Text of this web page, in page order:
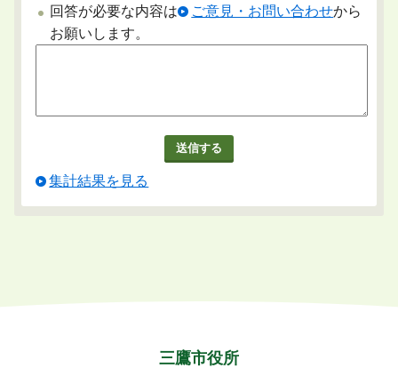
回答が必要な内容は
ご意見・お問い合わせから
お願いします。
集計結果を見る
三鷹市役所